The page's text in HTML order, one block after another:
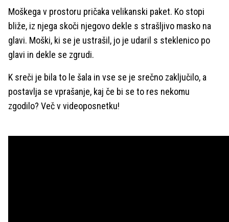
Moškega v prostoru pričaka velikanski paket. Ko stopi
bliže, iz njega skoči njegovo dekle s strašljivo masko na
glavi. Moški, ki se je ustrašil, jo je udaril s steklenico po
glavi in dekle se zgrudi.
K sreči je bila to le šala in vse se je srečno zaključilo, a
postavlja se vprašanje, kaj če bi se to res nekomu
zgodilo? Več v videoposnetku!